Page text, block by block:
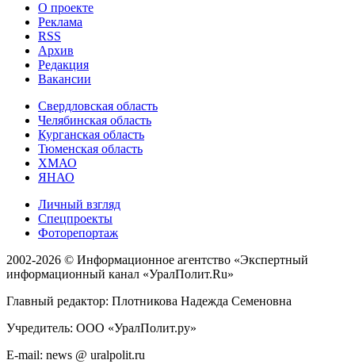
О проекте
Реклама
RSS
Архив
Редакция
Вакансии
Свердловская область
Челябинская область
Курганская область
Тюменская область
ХМАО
ЯНАО
Личный взгляд
Спецпроекты
Фоторепортаж
2002-2026 © Информационное агентство «Экспертный
информационный канал «УралПолит.Ru»
Главный редактор: Плотникова Надежда Семеновна
Учредитель: ООО «УралПолит.ру»
E-mail: news @ uralpolit.ru